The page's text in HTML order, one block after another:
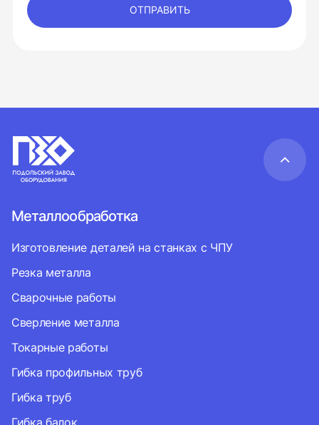
ОТПРАВИТЬ
Металлообработка
Изготовление деталей на станках с ЧПУ
Резка металла
Сварочные работы
Сверление металла
Токарные работы
Гибка профильных труб
Гибка труб
Гибка балок